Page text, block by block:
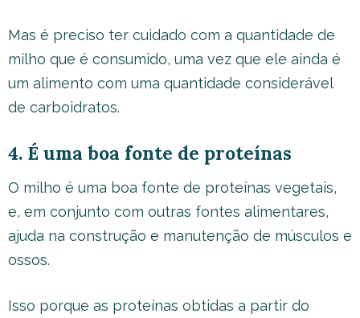
Mas é preciso ter cuidado com a quantidade de
milho que é consumido, uma vez que ele ainda é
um alimento com uma quantidade considerável
de carboidratos.
4. É uma boa fonte de proteínas
O milho é uma boa fonte de proteínas vegetais,
e, em conjunto com outras fontes alimentares,
ajuda na construção e manutenção de músculos e
ossos.
Isso porque as proteínas obtidas a partir do